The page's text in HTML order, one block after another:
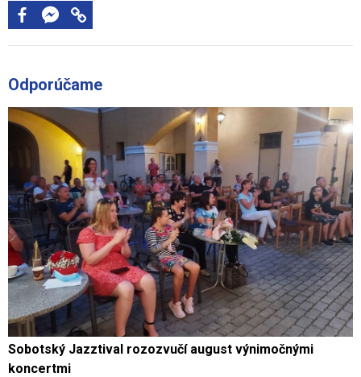
Odporúčame
Sobotský Jazztival rozozvučí august výnimočnými
koncertmi